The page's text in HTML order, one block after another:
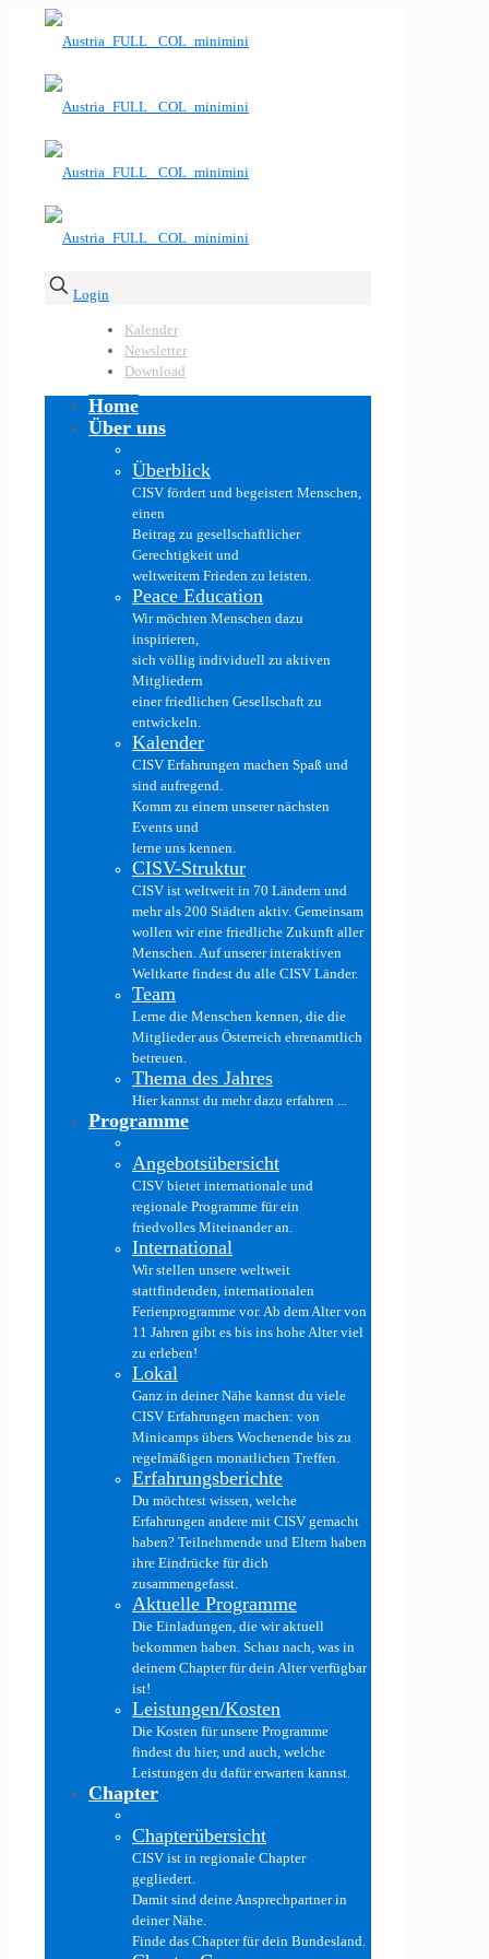
Login
Kalender
Newsletter
Download
Home
Über uns
Überblick
CISV fördert und begeistert Menschen,
einen
Beitrag zu gesellschaftlicher
Gerechtigkeit und
weltweitem Frieden zu leisten.
Peace Education
Wir möchten Menschen dazu
inspirieren,
sich völlig individuell zu aktiven
Mitgliedern
einer friedlichen Gesellschaft zu
entwickeln.
Kalender
CISV Erfahrungen machen Spaß und
sind aufregend.
Komm zu einem unserer nächsten
Events und
lerne uns kennen.
CISV-Struktur
CISV ist weltweit in 70 Ländern und
mehr als 200 Städten aktiv. Gemeinsam
wollen wir eine friedliche Zukunft aller
Menschen. Auf unserer interaktiven
Weltkarte findest du alle CISV Länder.
Team
Lerne die Menschen kennen, die die
Mitglieder aus Österreich ehrenamtlich
betreuen.
Thema des Jahres
Hier kannst du mehr dazu erfahren ...
Programme
Angebotsübersicht
CISV bietet internationale und
regionale Programme für ein
friedvolles Miteinander an.
International
Wir stellen unsere weltweit
stattfindenden, internationalen
Ferienprogramme vor. Ab dem Alter von
11 Jahren gibt es bis ins hohe Alter viel
zu erleben!
Lokal
Ganz in deiner Nähe kannst du viele
CISV Erfahrungen machen: von
Minicamps übers Wochenende bis zu
regelmäßigen monatlichen Treffen.
Erfahrungsberichte
Du möchtest wissen, welche
Erfahrungen andere mit CISV gemacht
haben? Teilnehmende und Eltern haben
ihre Eindrücke für dich
zusammengefasst.
Aktuelle Programme
Die Einladungen, die wir aktuell
bekommen haben. Schau nach, was in
deinem Chapter für dein Alter verfügbar
ist!
Leistungen/Kosten
Die Kosten für unsere Programme
findest du hier, und auch, welche
Leistungen du dafür erwarten kannst.
Chapter
Chapterübersicht
CISV ist in regionale Chapter
gegliedert.
Damit sind deine Ansprechpartner in
deiner Nähe.
Finde das Chapter für dein Bundesland.